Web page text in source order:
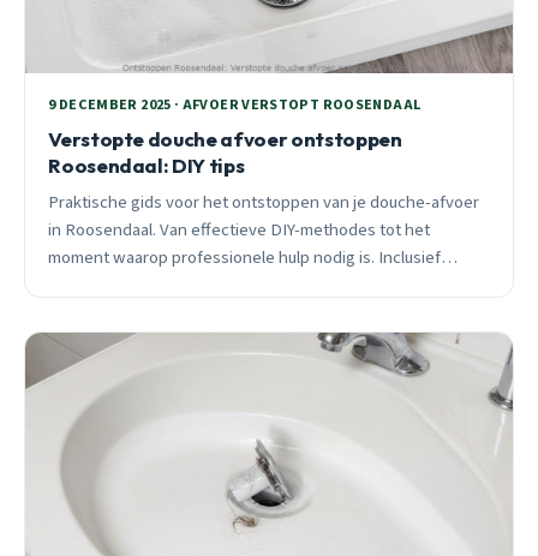
9 DECEMBER 2025 · AFVOER VERSTOPT ROOSENDAAL
Verstopte douche afvoer ontstoppen
Roosendaal: DIY tips
Praktische gids voor het ontstoppen van je douche-afvoer
in Roosendaal. Van effectieve DIY-methodes tot het
moment waarop professionele hulp nodig is. Inclusief